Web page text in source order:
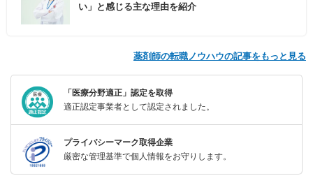
い」と感じる主な理由を紹介
薬剤師の転職ノウハウの記事をもっと見る
「医療分野適正」認定を取得
適正認定事業者として認定されました。
プライバシーマーク取得企業
厳密な管理基準で個人情報をお守りします。